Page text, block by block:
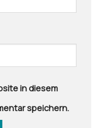
in diesem
speichern.